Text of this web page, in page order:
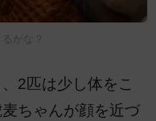
かな？
2匹は少し体をこ
ちゃんが顔を近づ